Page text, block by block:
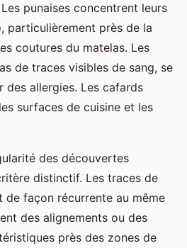
punaises concentrent leurs
, particulièrement près de la
coutures du matelas. Les
de traces visibles de sang, se
allergies. Les cafards
surfaces de cuisine et les
des découvertes
distinctif. Les traces de
de façon récurrente au même
des alignements ou des
près des zones de